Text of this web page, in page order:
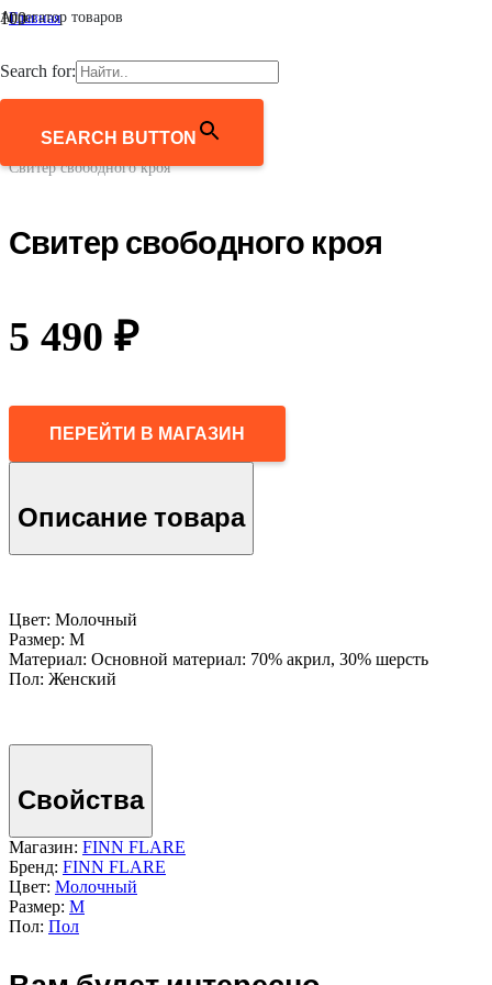
Агрегатор товаров
Search for:
SEARCH BUTTON
Главная
/
Джемперы, свитеры, кардиганы
Свитер свободного кроя
Свитер свободного кроя
5 490 ₽
ПЕРЕЙТИ В МАГАЗИН
Описание товара
Цвет: Молочный
Размер: M
Материал: Основной материал: 70% акрил, 30% шерсть
Пол: Женский
Свойства
Магазин: FINN FLARE
Бренд: FINN FLARE
Цвет: Молочный
Размер: M
Пол: Пол